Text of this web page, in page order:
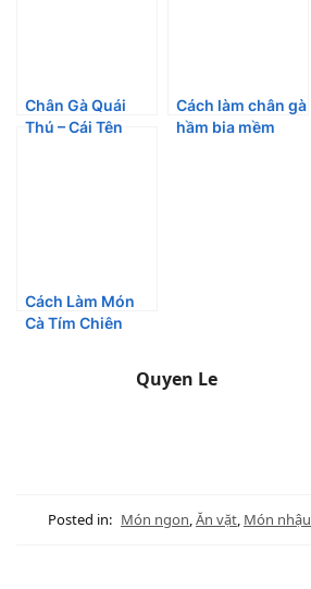
Chân Gà Quái
Thú – Cái Tên
Cách làm chân gà
hầm bia mềm
Cách Làm Món
Cà Tím Chiên
Quyen Le
Posted in: Món ngon,Ăn vặt, Món nhậu